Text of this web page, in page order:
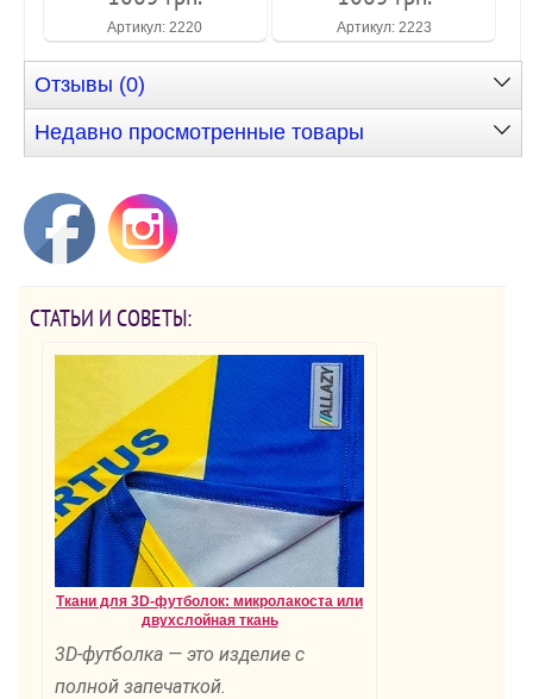
Артикул: 2220 Артикул: 2223
Отзывы (0)
Недавно просмотренные товары
СТАТЬИ И СОВЕТЫ:
Ткани для 3D-футболок: микролакоста или
двухслойная ткань
3D-футболка — это изделие с
полной запечаткой.